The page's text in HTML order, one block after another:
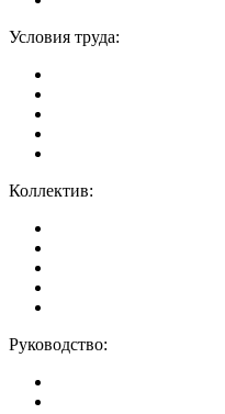
Условия труда:
Коллектив:
Руководство: